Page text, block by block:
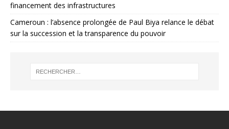
financement des infrastructures
Cameroun : l’absence prolongée de Paul Biya relance le débat
sur la succession et la transparence du pouvoir